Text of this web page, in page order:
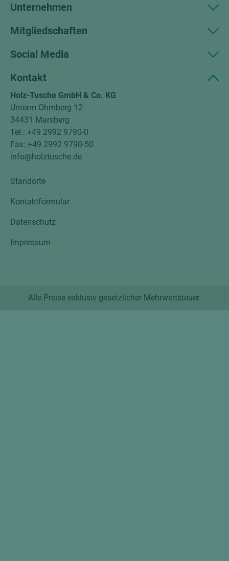
Unternehmen
Mitgliedschaften
Social Media
Kontakt
Holz-Tusche GmbH & Co. KG
Unterm Ohmberg 12
34431 Marsberg
Tel.: +49 2992 9790-0
Fax: +49 2992 9790-50
info@holztusche.de
Standorte
Kontaktformular
Datenschutz
Impressum
Alle Preise exklusiv gesetzlicher Mehrwertsteuer.